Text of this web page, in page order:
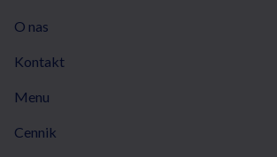
O nas
Kontakt
Menu
Cennik